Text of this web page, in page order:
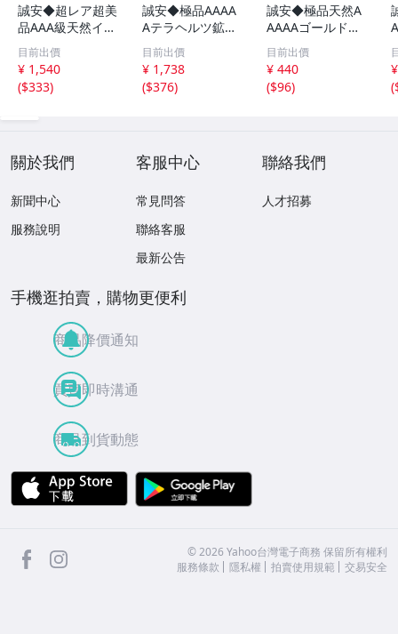
誠安◆超レア超美
品AAA級天然イー
グルアイブレスレ
ット 10mm [T15
6-6923]
目前出價
¥ 1,540
($333)
誠安◆極品AAAA
Aテラヘルツ鉱石
マッサージ棒サイ
ズ：小[T557-215
1]
目前出價
¥ 1,738
($376)
誠安◆極品天然A
AAAAゴールドタ
イチンルチルブレ
スレット 6mm [T
171-7937]
目前出價
¥ 440
($96)
(
關於我們
新聞中心
服務說明
客服中心
常見問答
聯絡客服
最新公告
聯絡我們
人才招募
手機逛拍賣，購物更便利
商品降價通知
買賣即時溝通
商品到貨動態
APP Store
facebook ©2026 Yahoo台灣電子商務 保留所有權利
服務條款
隱私權 拍賣使用規範 交易安全